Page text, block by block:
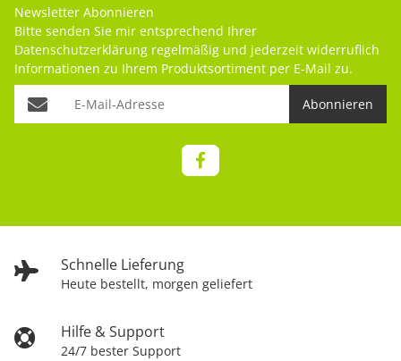
Schnelle Lieferung
Heute bestellt, morgen geliefert
Hilfe & Support
24/7 bester Support
Newsletter Abonnieren
Bitte senden Sie mir entsprechend Ihrer
Datenschutzerklärung regelmäßig und jederzeit widerruflich
Informationen zu Ihrem Produktsortiment per E-Mail zu.
Abonnieren